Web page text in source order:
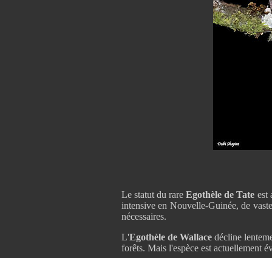
Le statut du rareEgothèle de Tate est
intensive en Nouvelle-Guinée, de
nécessaires.
L'Egothèle de Wallace décline
forêts. Mais l'espèce est actuellement